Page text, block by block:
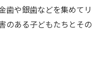
歯や銀歯などを集めてリ
のある子どもたちとその